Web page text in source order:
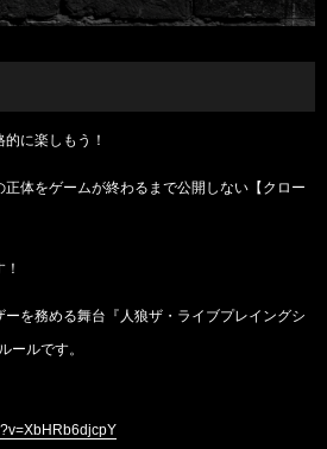
に楽しもう！
体をゲームが終わるまで公開しない【クロー
を務める舞台『人狼ザ・ライブプレイングシ
ールです。